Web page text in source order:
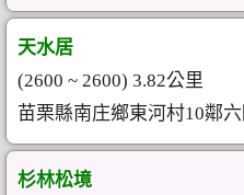
天水居
(2600 ~ 2600) 3.82公里
苗栗縣南庄鄉東河村10鄰
杉林松境